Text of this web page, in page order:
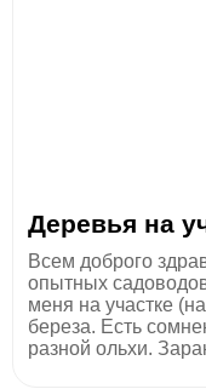
Деревья на
Всем доброго
опытных садоводов
меня на участке
береза. Есть
разной ольхи.